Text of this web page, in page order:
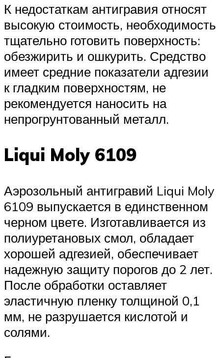
К недостаткам антигравия относят
высокую стоимость, необходимость
тщательно готовить поверхность:
обезжирить и ошкурить. Средство
имеет средние показатели адгезии
к гладким поверхностям, не
рекомендуется наносить на
непрогрунтованный металл.
Liqui Moly 6109
Аэрозольный антигравий Liqui Moly
6109 выпускается в единственном
черном цвете. Изготавливается из
полиуретановых смол, обладает
хорошей адгезией, обеспечивает
надежную защиту порогов до 2 лет.
После обработки оставляет
эластичную пленку толщиной 0,1
мм, не разрушается кислотой и
солями.